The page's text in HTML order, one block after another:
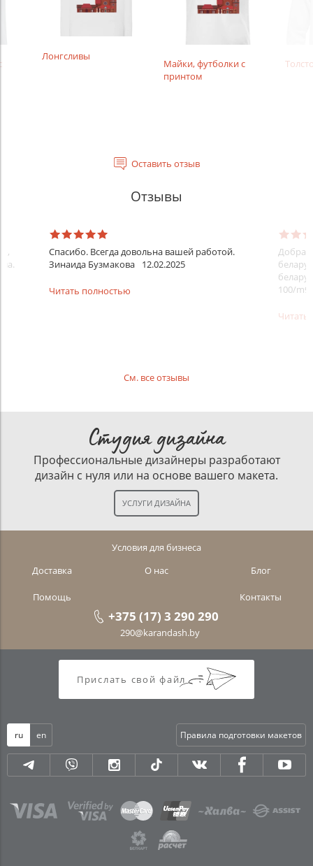
Лонгсливы
Майки, футболки с
принтом
Оставить отзыв
Отзывы
Спасибо. Всегда довольна вашей работой.
Зинаида Бузмакова
12.02.2025
Читать полностью
Добра,
100/m9
Читать
См. все отзывы
Студия дизайна
Профессиональные дизайнеры разработают
дизайн с нуля или на основе вашего макета.
Условия для бизнеса
Доставка
О нас Блог
Помощь Контакты
+375 (17) 3 290 290
290@karandash.by
Прислать свой файл
ru en Правила подготовки макетов